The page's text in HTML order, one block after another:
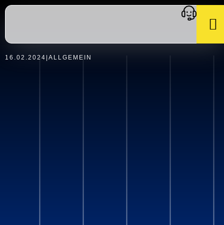
16.02.2024 ALLGEMEIN